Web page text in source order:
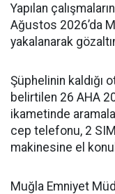
Yapılan
Ağustos 2026’da
yakalanarak
Şüphelinin kaldığı
belirtilen 26 AHA
ikametinde
cep telefonu, 2
makinesine el
Muğla Emniyet